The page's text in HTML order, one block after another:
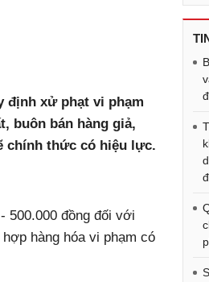
định xử phạt vi phạm
buôn bán hàng giả,
chính thức có hiệu lực.
500.000 đồng đối với
hàng hóa vi phạm có